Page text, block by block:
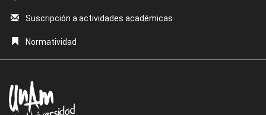
Suscripción a actividades académicas
Normatividad